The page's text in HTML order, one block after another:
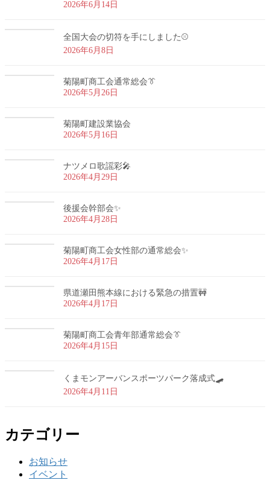
2026年6月14日
全国大会の切符を手にしました⚾
2026年6月8日
菊陽町商工会通常総会👔
2026年5月26日
菊陽町建設業協会
2026年5月16日
ナツメロ歌謡彩🎤
2026年4月29日
後援会幹部会✨
2026年4月28日
菊陽町商工会女性部の通常総会✨
2026年4月17日
県道瀬田熊本線における緊急の措置🚧
2026年4月17日
菊陽町商工会青年部通常総会👔
2026年4月15日
くまモンアーバンスポーツパーク落成式🛹
2026年4月11日
カテゴリー
お知らせ
イベント